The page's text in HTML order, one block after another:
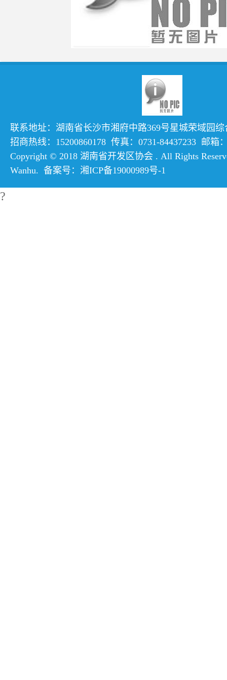
联系地址：湖南省长沙市湘府中路369号星城荣域园
招商热线：15200860178 传真：0731-84437233 邮箱
Copyright © 2018 湖南省开发区协会 . All Rights
Wanhu. 备案号： 湘ICP备19000989号-1
?